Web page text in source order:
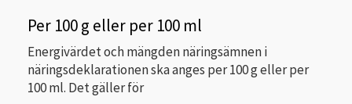
Per 100 g eller per 100 ml
Energivärdet och mängden näringsämnen i
näringsdeklarationen ska anges per 100 g eller per
100 ml. Det gäller för